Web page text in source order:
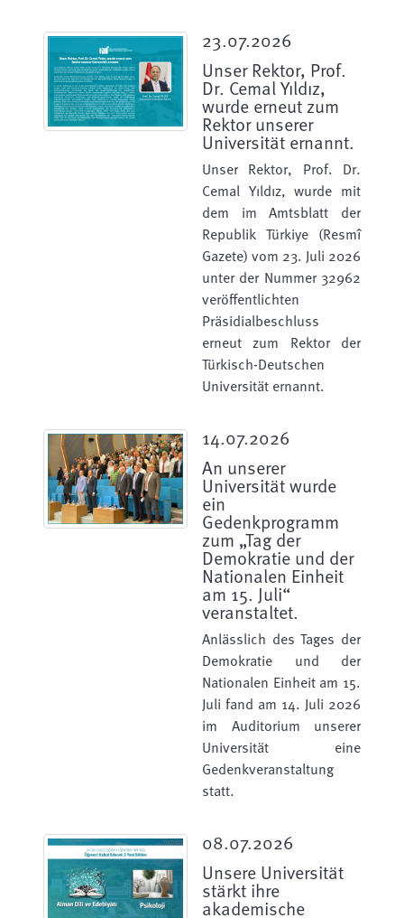
23.07.2026
Unser Rektor, Prof.
Dr. Cemal Yıldız,
wurde erneut zum
Rektor unserer
Universität ernannt.
Unser Rektor, Prof. Dr.
Cemal Yıldız, wurde mit
dem im Amtsblatt der
Republik Türkiye (Resmî
Gazete) vom 23. Juli 2026
unter der Nummer 32962
veröffentlichten
Präsidialbeschluss
erneut zum Rektor der
Türkisch-Deutschen
Universität ernannt.
14.07.2026
An unserer
Universität wurde
ein
Gedenkprogramm
zum „Tag der
Demokratie und der
Nationalen Einheit
am 15. Juli“
veranstaltet.
Anlässlich des Tages der
Demokratie und der
Nationalen Einheit am 15.
Juli fand am 14. Juli 2026
im Auditorium unserer
Universität eine
Gedenkveranstaltung
statt.
08.07.2026
Unsere Universität
stärkt ihre
akademische